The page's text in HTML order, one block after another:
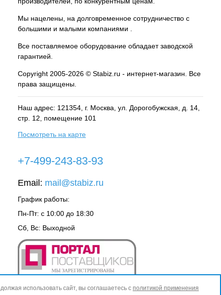
Мы нацелены, на долговременное сотрудничество с
большими и малыми компаниями .
Все поставляемое оборудование обладает заводской
гарантией.
Copyright 2005-2026 © Stabiz.ru - интернет-магазин. Все
права защищены.
Наш адрес: 121354, г. Москва , ул. Дорогобужская, д. 14,
стр. 12, помещение 101
Посмотреть на карте
+7-499-243-83-93
Email: mail@stabiz.ru
График работы:
Пн-Пт: с 10:00 до 18:30
Сб, Вс: Выходной
использовать сайт, вы соглашаетесь с политикой применения